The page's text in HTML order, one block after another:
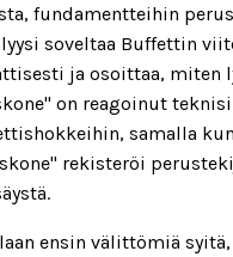
fundamentteihin
soveltaa Buffettin
ja osoittaa, miten
on reagoinut
samalla
rekisteröi
ensin välittömiä